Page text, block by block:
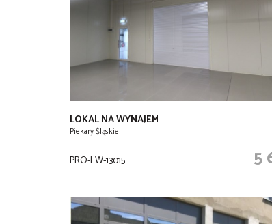
LOKAL NA WYNAJEM
Piekary Śląskie
PRO-LW-13015 5